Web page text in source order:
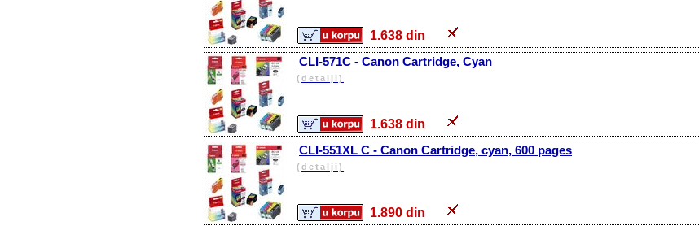
1.638 din
CLI-571C - Canon Cartridge, Cyan
(detalji)
1.638 din
CLI-551XL C - Canon Cartridge, cyan, 600 pages
(detalji)
1.890 din